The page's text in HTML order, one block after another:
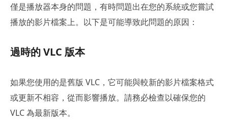
僅是播放器本身的問題，有時問題出在您的系統或您嘗試
播放的影片檔案上。以下是可能導致此問題的原因：
過時的 VLC 版本
如果您使用的是舊版 VLC，它可能與較新的影片檔案格式
或更新不相容，從而影響播放。請務必檢查以確保您的
VLC 為最新版本。